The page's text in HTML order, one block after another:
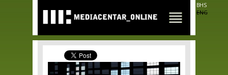
main
content
BHS
ENG